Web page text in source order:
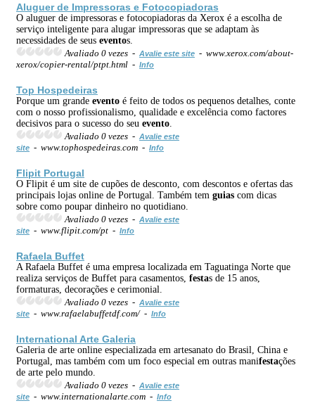
Aluguer de Impressoras e Fotocopiadoras
O aluguer de impressoras e fotocopiadoras da Xerox é a escolha de
serviço inteligente para alugar impressoras que se adaptam às
necessidades de seus eventos.
Avaliado 0 vezes - Avalie este site - www.xerox.com/about-
xerox/copier-rental/ptpt.html - Info
Top Hospedeiras
Porque um grande evento é feito de todos os pequenos detalhes, conte
com o nosso profissionalismo, qualidade e excelência como factores
decisivos para o sucesso do seu evento
Avaliado 0 vezes - Avalie este
site - www.tophospedeiras.com - Info
Flipit Portugal
O Flipit é um site de cupões de desconto, com descontos e ofertas das
principais lojas online de Portugal. Também tem guias com dicas
sobre como poupar dinheiro no quotidiano.
Avaliado 0 vezes - Avalie este
site - www.flipit.com/pt - Info
Rafaela Buffet
A Rafaela Buffet é uma empresa localizada em Taguatinga Norte que
realiza serviços de Buffet para casamentos, festas de 15 anos,
formaturas, decorações e cerimonial.
Avaliado 0 vezes - Avalie este
site - www.rafaelabuffetdf.com/ - Info
International Arte Galeria
Galeria de arte online especializada em artesanato do Brasil, China e
Portugal, mas também com um foco especial em outras manifestações
de arte pelo mundo.
Avaliado 0 vezes - Avalie este
site - www.internationalarte.com - Info